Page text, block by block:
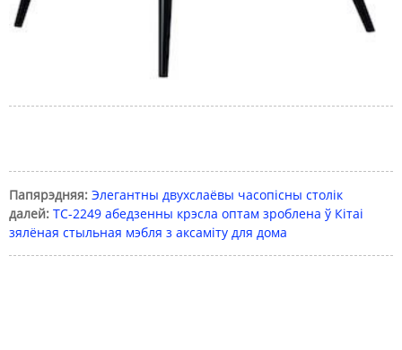
Папярэдняя: Элегантны двухслаёвы часопісны столік
далей: TC-2249 абедзенны крэсла оптам зроблена ў Кітаі
зялёная стыльная мэбля з аксаміту для дома